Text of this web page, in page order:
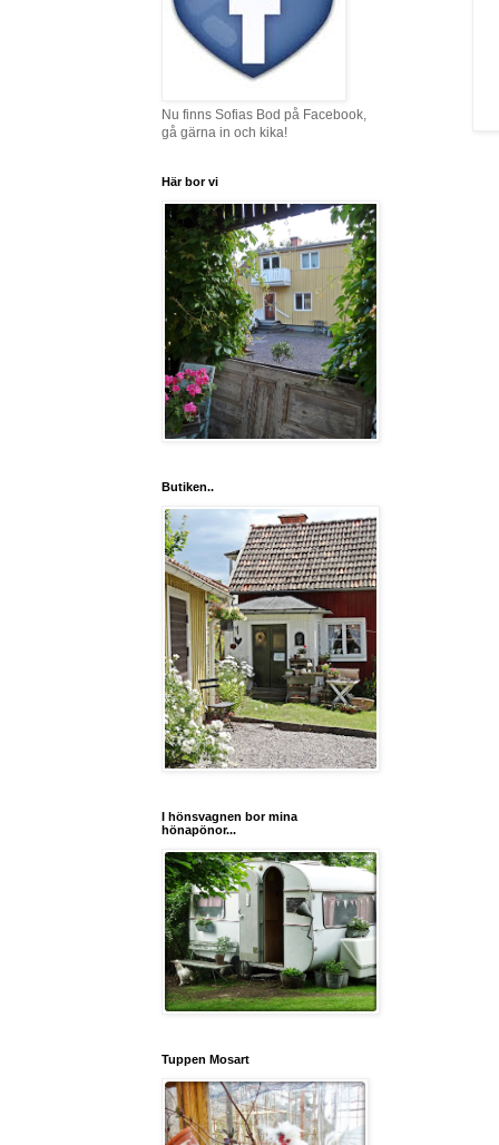
Nu finns Sofias Bod på Facebook,
gå gärna in och kika!
Här bor vi
Butiken..
I hönsvagnen bor mina
hönapönor...
Tuppen Mosart